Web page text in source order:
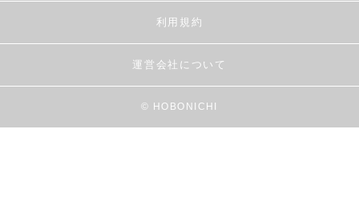
利用規約
運営会社について
© HOBONICHI